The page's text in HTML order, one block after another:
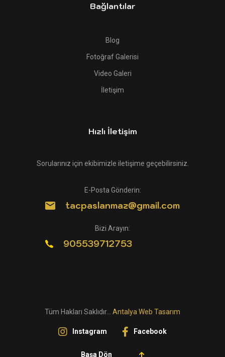
Bağlantılar
Blog
Fotoğraf Galerisi
Video Galeri
İletişim
Hızlı İletişim
Sorularınız için ekibimizle iletişime geçebilirsiniz.
E-Posta Gönderin:
tacpaslanmaz@gmail.com
Bizi Arayın:
905539712753
Tüm Hakları Saklıdır... Antalya Web Tasarım
Instagram Facebook
Başa Dön